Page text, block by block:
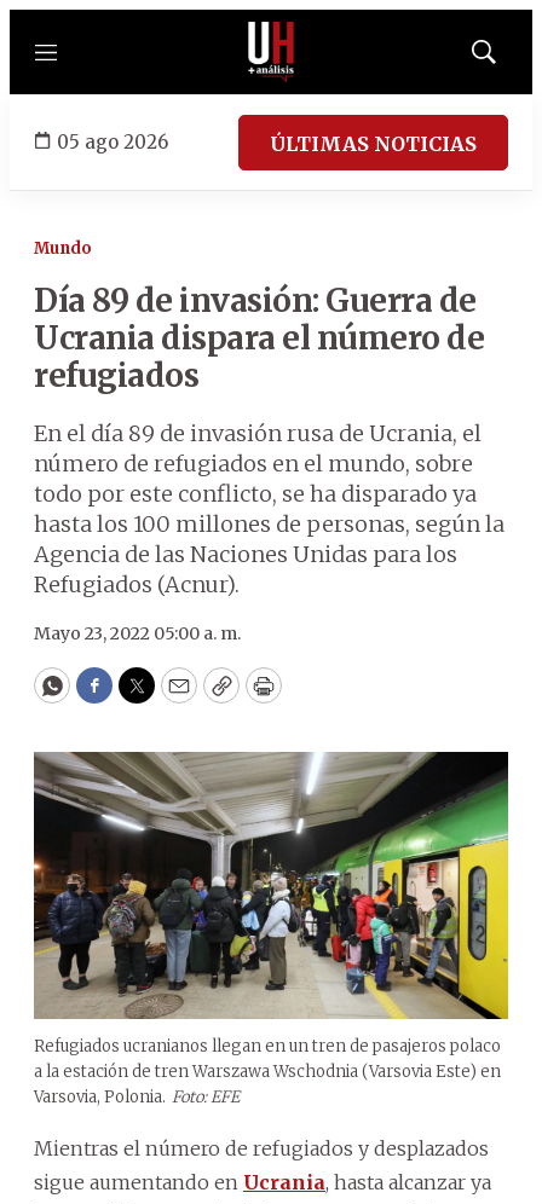
Menú
Mostrar
05 ago 2026 ÚLTIMAS NOTICIAS
Mundo
Día 89 de invasión: Guerra de
Ucrania dispara el número de
refugiados
En el día 89 de invasión rusa de Ucrania, el
número de refugiados en el mundo, sobre
todo por este conflicto, se ha disparado ya
hasta los 100 millones de personas, según la
Agencia de las Naciones Unidas para los
Refugiados (Acnur).
Mayo 23, 2022 05:00 a. m.
WhatsApp
Facebook
Twitter
EmailCopyPrint
Refugiados ucranianos llegan en un tren de pasajeros polaco
a la estación de tren Warszawa Wschodnia (Varsovia Este) en
Varsovia, Polonia. Foto: EFE
Mientras el número de refugiados y desplazados
sigue aumentando en Ucrania, hasta alcanzar ya